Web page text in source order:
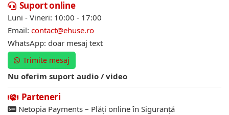
Suport online
Luni - Vineri: 10:00 - 17:00
Email: contact@ehuse.ro
WhatsApp: doar mesaj text
Trimite mesaj
Nu oferim suport audio / video
Parteneri
Netopia Payments – Plăți online în Siguranță